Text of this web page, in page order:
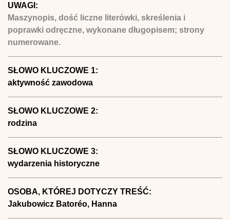
UWAGI:
Maszynopis, dość liczne literówki, skreślenia i
poprawki odręczne, wykonane długopisem; strony
numerowane.
SŁOWO KLUCZOWE 1:
aktywność zawodowa
SŁOWO KLUCZOWE 2:
rodzina
SŁOWO KLUCZOWE 3:
wydarzenia historyczne
OSOBA, KTÓREJ DOTYCZY TREŚĆ:
Jakubowicz Batoréo, Hanna